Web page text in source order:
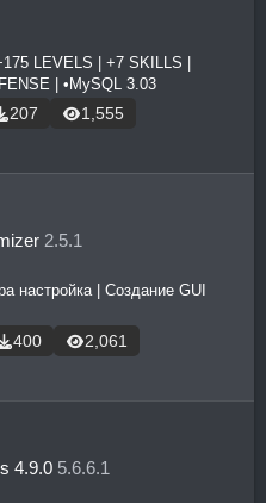
LEVELS | +7 SKILLS |
| •MySQL 3.03
207 1,555
2.5.1
настройка | Создание GUI
400 2,061
4.9.0 5.6.6.1